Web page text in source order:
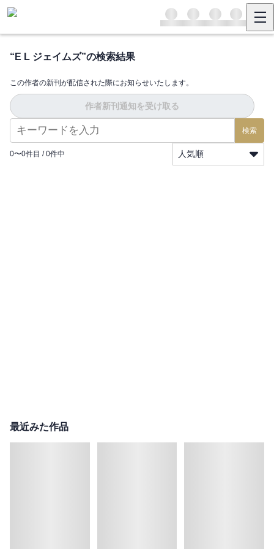
“ E L ジェイムズ”の検索結果
この作者の新刊が配信された際にお知らせいたします。
作者新刊通知を受け取る
検索
0〜0件目 / 0件中 人気順
最近みた作品